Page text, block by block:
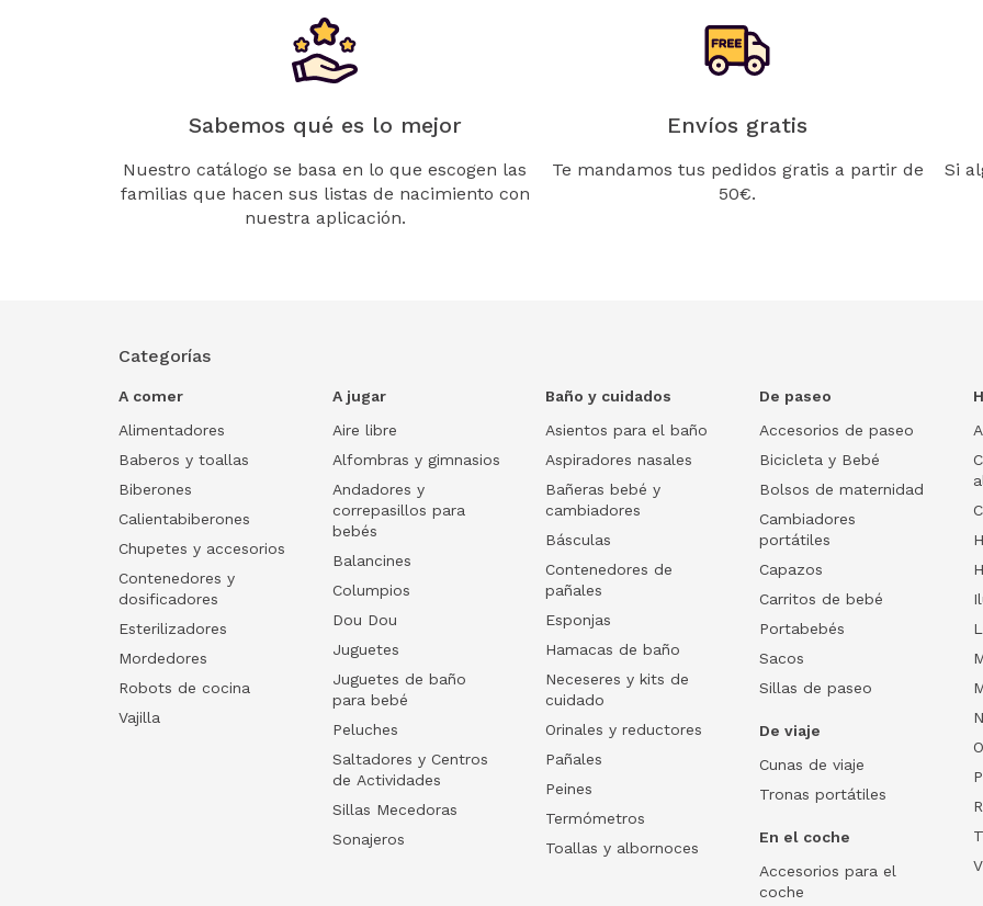
Sabemos qué es lo mejor
Nuestro catálogo se basa en lo que escogen las
familias que hacen sus listas de nacimiento con
nuestra aplicación.
Envíos gratis
Te mandamos tus pedidos gratis a partir de
50€.
Si
Categorías
A comer
Alimentadores
Baberos y toallas
Biberones
Calientabiberones
Chupetes y accesorios
Contenedores y
dosificadores
Esterilizadores
Mordedores
Robots de cocina
Vajilla
A jugar
Aire libre
Alfombras y gimnasios
Andadores y
correpasillos para
bebés
Balancines
Columpios
Dou Dou
Juguetes
Juguetes de baño
para bebé
Peluches
Saltadores y Centros
de Actividades
Sillas Mecedoras
Sonajeros
Baño y cuidados
Asientos para el baño
Aspiradores nasales
Bañeras bebé y
cambiadores
Básculas
Contenedores de
pañales
Esponjas
Hamacas de baño
Neceseres y kits de
cuidado
Orinales y reductores
Pañales
Peines
Termómetros
Toallas y albornoces
De paseo
Accesorios de paseo
Bicicleta y Bebé
Bolsos de maternidad
Cambiadores
portátiles
Capazos
Carritos de bebé
Portabebés
Sacos
Sillas de paseo
De viaje
Cunas de viaje
Tronas portátiles
En el coche
Accesorios para el
coche